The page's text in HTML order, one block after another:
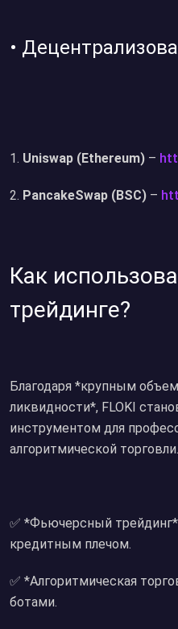
•⁠
Uniswap (Ethereum) –
PancakeSwap (BSC) –
Как
трейдинге?
Благодаря *крупным
ликвидности*, FLOKI
инструментом для
алгоритмической торговли.
✅ *Фьючерсный
кредитным плечом.
✅ *Алгоритмическая
ботами.